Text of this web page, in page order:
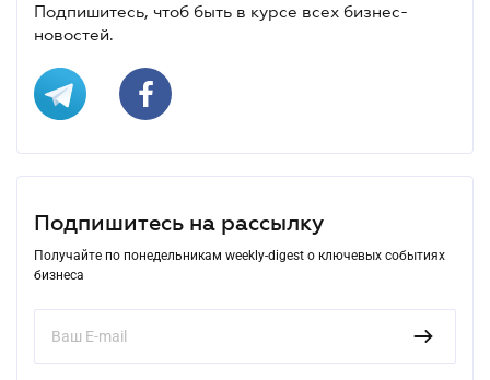
Подпишитесь, чтоб быть в курсе всех бизнес-
новостей.
Подпишитесь на рассылку
Получайте по понедельникам weekly-digest о ключевых событиях
бизнеса